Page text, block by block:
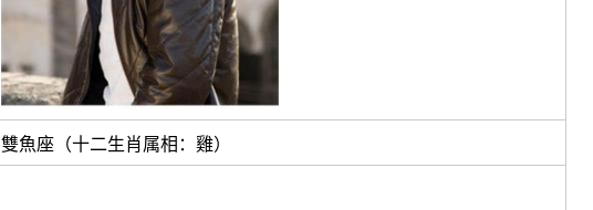
雙魚座（十二生肖属相：雞）